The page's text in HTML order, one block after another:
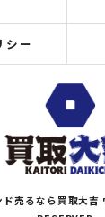
シー
売るなら買取大